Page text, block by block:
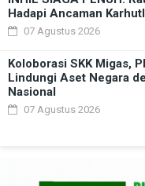
Hadapi Ancaman
07 Agustus 2026
Koloborasi SKK Migas,
Lindungi Aset Negara
Nasional
07 Agustus 2026